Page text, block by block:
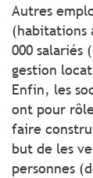
Autres
(habitations
000 salariés
gestion
Enfin, les
ont pour
faire
but de les
personnes